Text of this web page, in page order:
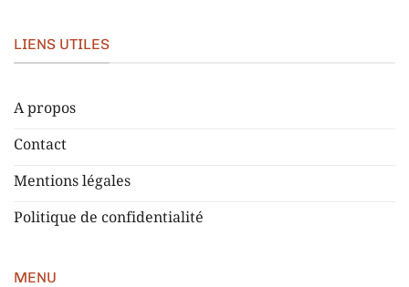
LIENS UTILES
A propos
Contact
Mentions légales
Politique de confidentialité
MENU